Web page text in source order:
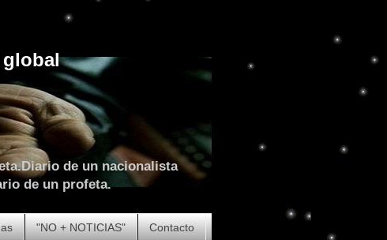
global
de un nacionalista
de un profeta.
"NO + NOTICIAS" Contacto